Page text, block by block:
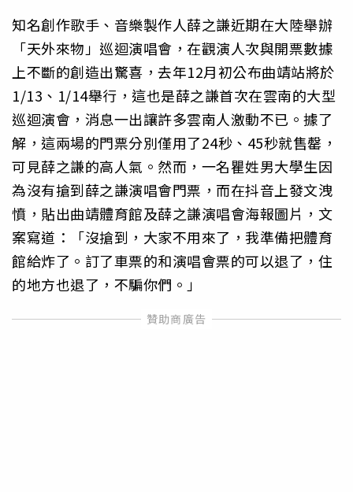
知名創作歌手、音樂製作人薛之謙近期在大陸舉辦
「天外來物」巡迴演唱會，在觀演人次與開票數據
上不斷的創造出驚喜，去年12月初公布曲靖站將於
1/13、1/14舉行，這也是薛之謙首次在雲南的大型
巡迴演會，消息一出讓許多雲南人激動不已。據了
解，這兩場的門票分別僅用了24秒、45秒就售罄，
可見薛之謙的高人氣。然而，一名瞿姓男大學生因
為沒有搶到薛之謙演唱會門票，而在抖音上發文洩
憤，貼出曲靖體育館及薛之謙演唱會海報圖片，文
案寫道：「沒搶到，大家不用來了，我準備把體育
館給炸了。訂了車票的和演唱會票的可以退了，住
的地方也退了，不騙你們。」